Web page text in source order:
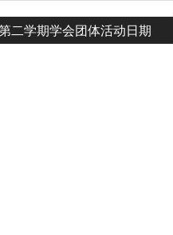
二学期学会团体活动日期